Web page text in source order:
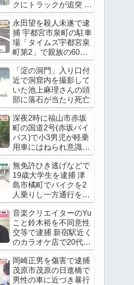
クにトラックが追突 レ
ッカー作業中の上村貴
重さんが死亡
Twitter(X)に現地の様子
永田望を殺人未遂で逮
捕 宇都宮市泉町の駐車
場「タイムズ宇都宮泉
町第2」で親族の60代
男性の腹をチェーンソ
ーで刺す
「淀の洞門」入り口付
近で洞窟内を撮影して
いた池上麻理さんの頭
部に落石が当たり死亡
深夜2時に福山市赤坂
町の国道2号(赤坂バイ
パス)で小3男児が軽乗
用車にはねられ意識不
明の重体
無免許ひき逃げなどで
19歳大学生を逮捕 津
島市橘町でバイクを2
人乗りし一方通行を逆
走 ワンボックスカーと
衝突し逃走
音楽クリエイターのYu
こと鈴木裕を不同意性
交等で逮捕 新宿駅近く
のカラオケ店で20代の
女優の下半身を触る
岡崎正男を傷害で逮捕
茂原市茂原の日進橋で
男性の車に近づき暴行